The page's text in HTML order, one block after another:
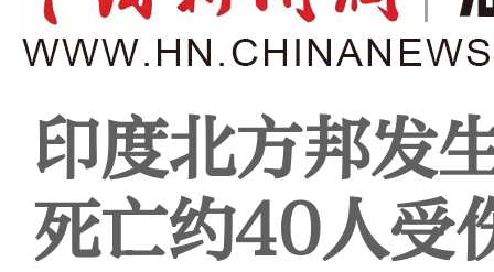
印度北方邦发
死亡约40人受